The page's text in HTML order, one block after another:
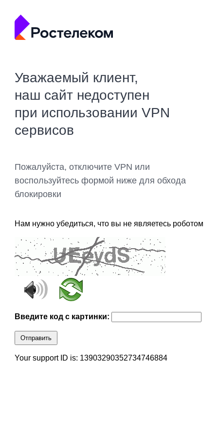
Уважаемый клиент,
наш сайт недоступен
при использовании VPN
сервисов
Пожалуйста, отключите VPN или
воспользуйтесь формой ниже для обхода
блокировки
Нам нужно убедиться, что вы не являетесь роботом
Введите код с картинки:
Отправить
Your support ID is: 13903290352734746884